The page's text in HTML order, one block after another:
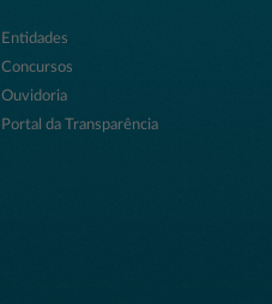
Entidades
Concursos
Ouvidoria
Portal da Transparência